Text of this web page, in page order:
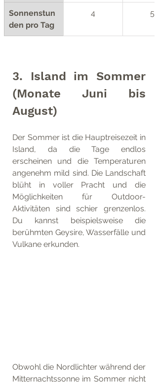
Sonnenstun
den pro Tag
4 5
3. Island im Sommer
(Monate Juni bis
August)
Der Sommer ist die Hauptreisezeit in
Island, da die Tage endlos
erscheinen und die Temperaturen
angenehm mild sind. Die Landschaft
blüht in voller Pracht und die
Möglichkeiten für Outdoor-
Aktivitäten sind schier grenzenlos.
Du kannst beispielsweise die
berühmten Geysire, Wasserfälle und
Vulkane erkunden.
Obwohl die Nordlichter während der
Mitternachtssonne im Sommer nicht